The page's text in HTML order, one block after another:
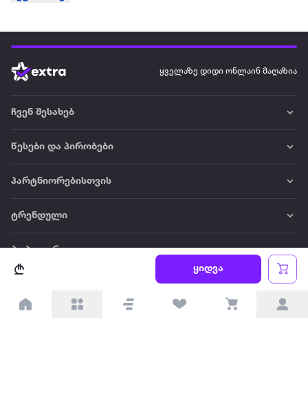
ყიდვა
ყველაზე დიდი ონლაინ მაღაზია
ჩვენ შესახებ
წესები და პირობები
პარტნიორებისთვის
ტრენდული
პოპულარული